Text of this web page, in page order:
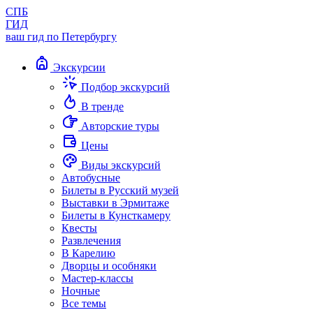
СПБ
ГИД
ваш гид по Петербургу
Экскурсии
Подбор экскурсий
В тренде
Авторские туры
Цены
Виды экскурсий
Автобусные
Билеты в Русский музей
Выставки в Эрмитаже
Билеты в Кунсткамеру
Квесты
Развлечения
В Карелию
Дворцы и особняки
Мастер-классы
Ночные
Все темы